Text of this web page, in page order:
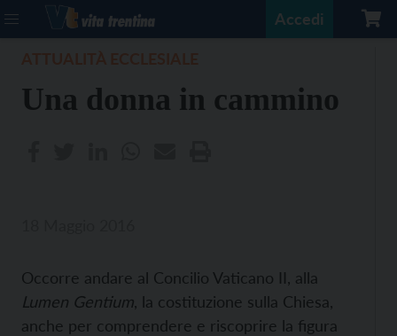
Accedi
Una donna in cammino
Occorre andare al Concilio Vaticano II, alla
Lumen Gentium , la costituzione sulla Chiesa,
anche per comprendere e riscoprire la figura